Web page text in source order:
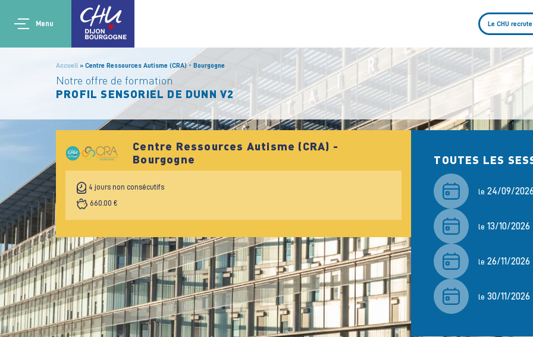
Aller au contenu principal
Main navigation
Menu Le CHU recrute
Accueil Centre Ressources Autisme (CRA) - Bourgogne
Notre offre de formation
PROFIL SENSORIEL DE DUNN V2
Centre Ressources Autisme (CRA) -
Bourgogne
4 jours non consécutifs
660.00 €
TOUTES LES
le 24/09/
le 13/10/2026
le 26/11/2026
le 30/11/2026
Panneau de gestion des cookies